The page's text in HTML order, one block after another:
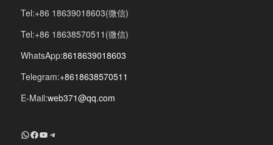
Tel:+86 18639018603(微信)
Tel:+86 18638570511(微信)
WhatsApp:8618639018603
Telegram:+8618638570511
E-Mail:web371@qq.com
+8618639018603
Facebook
YouTube
Telegram